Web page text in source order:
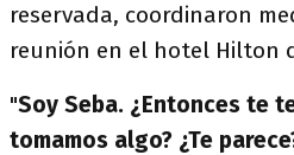
reservada, coordinaron
reunión en el hotel Hilton
"Soy Seba. ¿Entonces te
tomamos algo? ¿Te